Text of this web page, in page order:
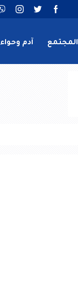
المجتمع آدم وحواء